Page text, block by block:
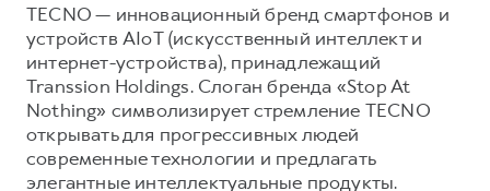
TECNO — инновационный бренд смартфонов и
устройств AIoT (искусственный интеллект и
интернет-устройства), принадлежащий
Transsion Holdings. Слоган бренда «Stop At
Nothing» символизирует стремление TECNO
открывать для прогрессивных людей
современные технологии и предлагать
элегантные интеллектуальные продукты.